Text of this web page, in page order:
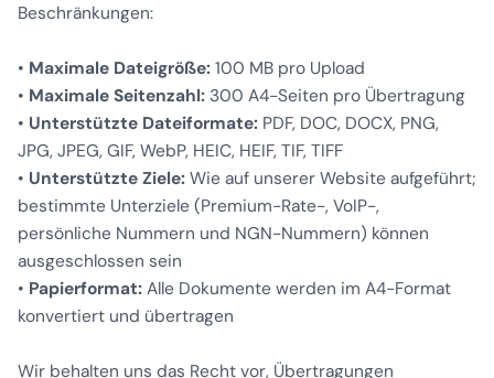
Beschränkungen:
• Maximale Dateigröße: 100 MB pro Upload
• Maximale Seitenzahl: 300 A4-Seiten pro Übertragung
• Unterstützte Dateiformate: PDF, DOC, DOCX, PNG,
JPG, JPEG, GIF, WebP, HEIC, HEIF, TIF, TIFF
• Unterstützte Ziele: Wie auf unserer Website aufgeführt;
bestimmte Unterziele (Premium-Rate-, VoIP-,
persönliche Nummern und NGN-Nummern) können
ausgeschlossen sein
• Papierformat: Alle Dokumente werden im A4-Format
konvertiert und übertragen
Wir behalten uns das Recht vor, Übertragungen